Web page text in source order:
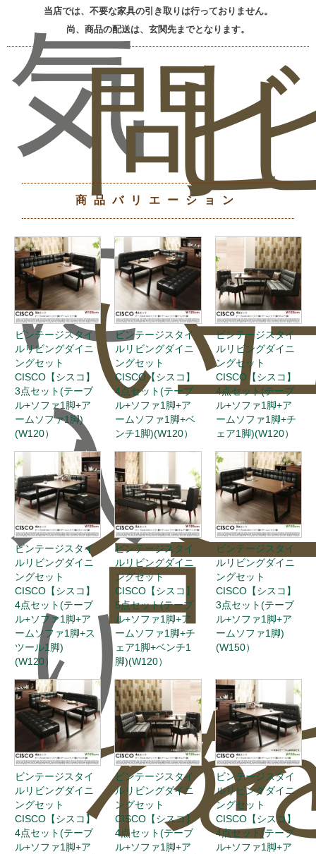
気
に
入
り
問
い
合
わ
ビ
ュ
ー
を
当店では、不要な家具の引き取りは行っておりません。
尚、商品の配送は、玄関先までとなります。
商品バリエーション
ビンテージスタイ
ルリビングダイニ
ングセット
CISCO【シスコ】
3点セット(テーブ
ル+ソファ1脚+ア
ームソファ1脚)
(W120）
ビンテージスタイ
ルリビングダイニ
ングセット
CISCO【シスコ】
4点セット(テーブ
ル+ソファ1脚+ア
ームソファ1脚+ベ
ンチ1脚)(W120）
ビンテージスタイ
ルリビングダイニ
ングセット
CISCO【シスコ】
4点セット(テーブ
ル+ソファ1脚+ア
ームソファ1脚+チ
ェア1脚)(W120）
ビンテージスタイ
ルリビングダイニ
ングセット
CISCO【シスコ】
4点セット(テーブ
ル+ソファ1脚+ア
ームソファ1脚+ス
ツール1脚)
(W120）
ビンテージスタイ
ルリビングダイニ
ングセット
CISCO【シスコ】
5点セット(テーブ
ル+ソファ1脚+ア
ームソファ1脚+チ
ェア1脚+ベンチ1
脚)(W120）
ビンテージスタイ
ルリビングダイニ
ングセット
CISCO【シスコ】
3点セット(テーブ
ル+ソファ1脚+ア
ームソファ1脚)
(W150）
ビンテージスタイ
ルリビングダイニ
ングセット
CISCO【シスコ】
4点セット(テーブ
ル+ソファ1脚+ア
ビンテージスタイ
ルリビングダイニ
ングセット
CISCO【シスコ】
4点セット(テーブ
ル+ソファ1脚+ア
ビンテージスタイ
ルリビングダイニ
ングセット
CISCO【シスコ】
4点セット(テーブ
ル+ソファ1脚+ア